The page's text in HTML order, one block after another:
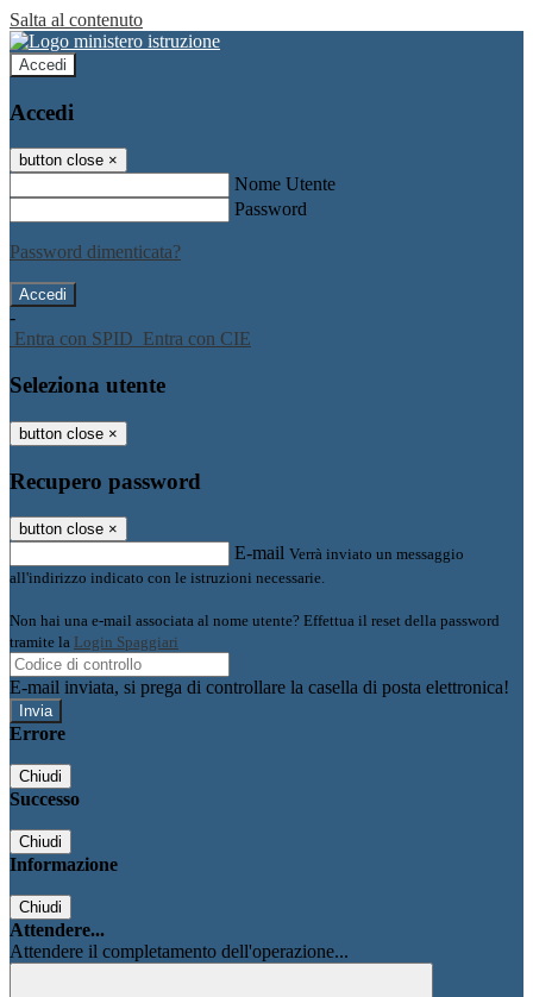
Salta al contenuto
Accedi
Accedi
button close ×
Nome Utente
Password
Password dimenticata?
-
Entra con SPID Entra con CIE
Seleziona utente
button close ×
Recupero password
button close ×
E-mail Verrà inviato un messaggio
all'indirizzo indicato con le istruzioni necessarie.
Non hai una e-mail associata al nome utente? Effettua il reset della password
tramite la Login Spaggiari
E-mail inviata, si prega di controllare la casella di posta elettronica!
Errore
Chiudi
Successo
Chiudi
Informazione
Chiudi
Attendere...
Attendere il completamento dell'operazione...